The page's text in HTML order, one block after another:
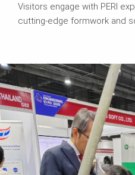
Visitors engage with PERI
cutting-edge formwork and